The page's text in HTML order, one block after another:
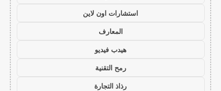
استشارات اون لاين
المعارف
هيدب فيديو
رمح التقنية
رذاذ التجارة